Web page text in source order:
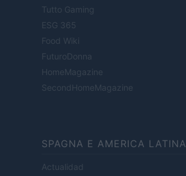
Tutto Gaming
ESG 365
Food Wiki
FuturoDonna
HomeMagazine
SecondHomeMagazine
SPAGNA E AMERICA LATINA
Actualidad